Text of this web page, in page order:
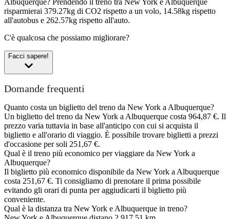
Albuquerque? Prendendo il treno tra New York e Albuquerque
risparmierai 379.27kg di CO2 rispetto a un volo, 14.58kg rispetto
all'autobus e 262.57kg rispetto all'auto.
C'è qualcosa che possiamo migliorare?
Facci sapere!
Domande frequenti
Quanto costa un biglietto del treno da New York a Albuquerque?
Un biglietto del treno da New York a Albuquerque costa 964,87 €. Il
prezzo varia tuttavia in base all'anticipo con cui si acquista il
biglietto e all'orario di viaggio. È possibile trovare biglietti a prezzi
d'occasione per soli 251,67 €.
Qual è il treno più economico per viaggiare da New York a
Albuquerque?
Il biglietto più economico disponibile da New York a Albuquerque
costa 251,67 €. Ti consigliamo di prenotare il prima possibile
evitando gli orari di punta per aggiudicarti il biglietto più
conveniente.
Qual è la distanza tra New York e Albuquerque in treno?